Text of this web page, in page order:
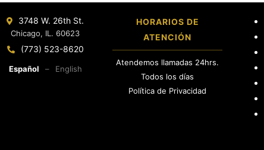
3748 W. 26th St.
Chicago, IL. 60623
(773) 523-8620
Español – English
HORARIOS DE
ATENCIÓN
Atendemos llamadas 24hrs.
Todos los días
Política de Privacidad